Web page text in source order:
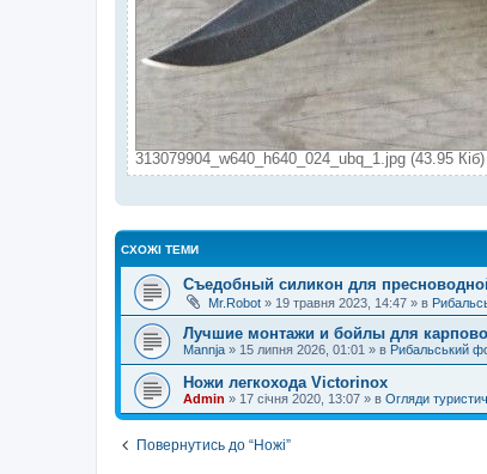
313079904_w640_h640_024_ubq_1.jpg (43.95
СХОЖІ ТЕМИ
Съедобный силикон для
Mr.Robot » 19 травня 2023, 14:47 » в
Лучшие монтажи и бойлы для
Mannja » 15 липня 2026, 01:01 » в Рибальський
Ножи легкохода Victorinox
Admin » 17 січня 2020, 13:07 » в Огляди
Повернутись до “Ножі”